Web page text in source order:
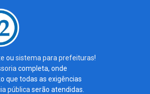
ou sistema para prefeituras!
completa, onde
que todas as exigências
pública serão atendidas.